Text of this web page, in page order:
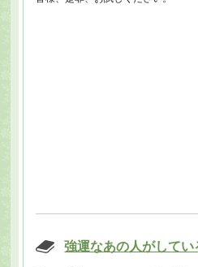
強運なあの人がしてい